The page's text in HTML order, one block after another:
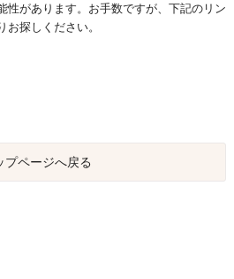
性があります。お手数ですが、下記のリン
お探しください。
プページへ戻る